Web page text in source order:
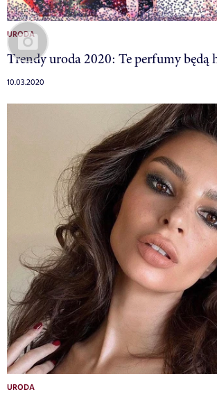
URODA
Trendy uroda 2020: Te perfumy będą
10.03.2020
URODA